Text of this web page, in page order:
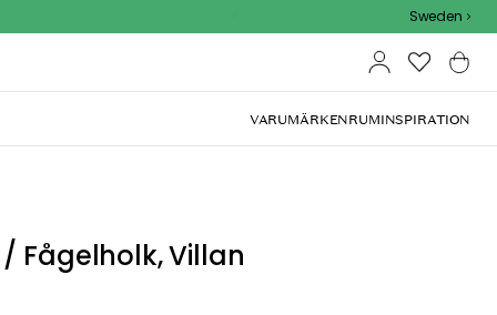
Sweden
VARUMÄRKENRUMINSPIRATION
Fågelholk, Villan